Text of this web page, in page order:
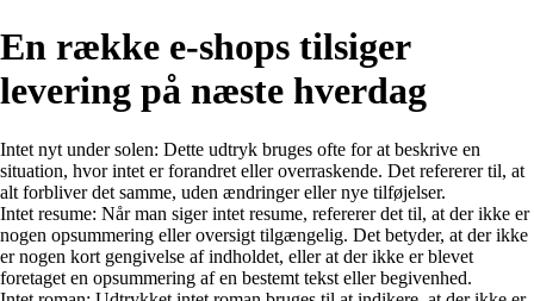
En række e-shops tilsiger
levering på næste hverdag
Intet nyt under solen: Dette udtryk bruges ofte for at beskrive en
situation, hvor intet er forandret eller overraskende. Det refererer til, at
alt forbliver det samme, uden ændringer eller nye tilføjelser.
Intet resume: Når man siger intet resume, refererer det til, at der ikke er
nogen opsummering eller oversigt tilgængelig. Det betyder, at der ikke
er nogen kort gengivelse af indholdet, eller at der ikke er blevet
foretaget en opsummering af en bestemt tekst eller begivenhed.